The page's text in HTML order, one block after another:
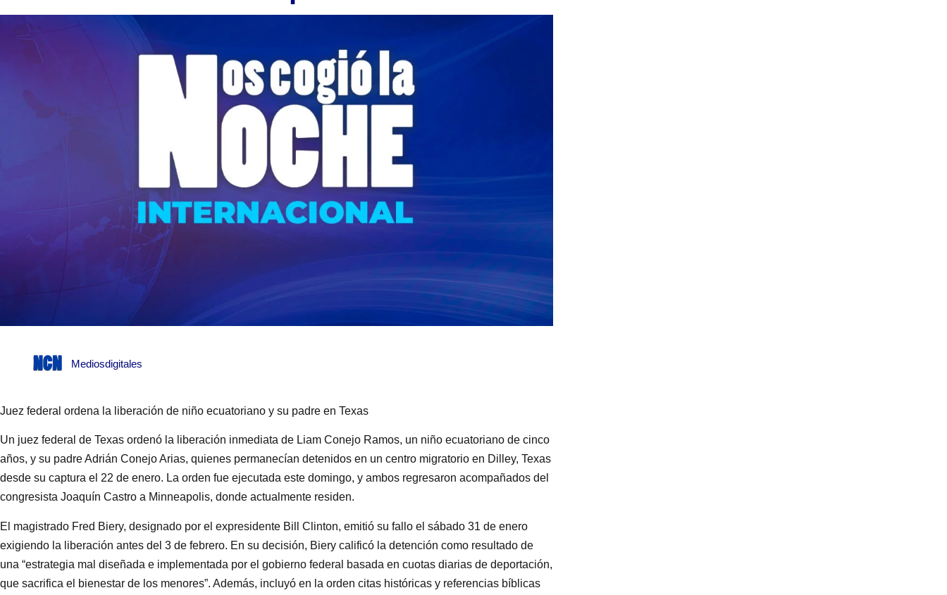
Mediosdigitales
Juez federal ordena la liberación de niño ecuatoriano y su padre en Texas
Un juez federal de Texas ordenó la liberación inmediata de Liam Conejo Ramos, un niño ecuatoriano de cinco
años, y su padre Adrián Conejo Arias, quienes permanecían detenidos en un centro migratorio en Dilley, Texas
desde su captura el 22 de enero. La orden fue ejecutada este domingo, y ambos regresaron acompañados del
congresista Joaquín Castro a Minneapolis, donde actualmente residen.
El magistrado Fred Biery, designado por el expresidente Bill Clinton, emitió su fallo el sábado 31 de enero
exigiendo la liberación antes del 3 de febrero. En su decisión, Biery calificó la detención como resultado de
una “estrategia mal diseñada e implementada por el gobierno federal basada en cuotas diarias de deportación,
que sacrifica el bienestar de los menores”. Además, incluyó en la orden citas históricas y referencias bíblicas